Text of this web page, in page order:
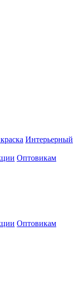
Интерьерный
Оптовикам
Оптовикам